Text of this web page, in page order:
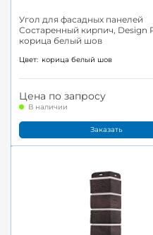
Угол для фасадных панелей
Состаренный кирпич, Design
корица белый шов
Цвет: корица белый шов
Цена по запросу
В наличии
Заказать